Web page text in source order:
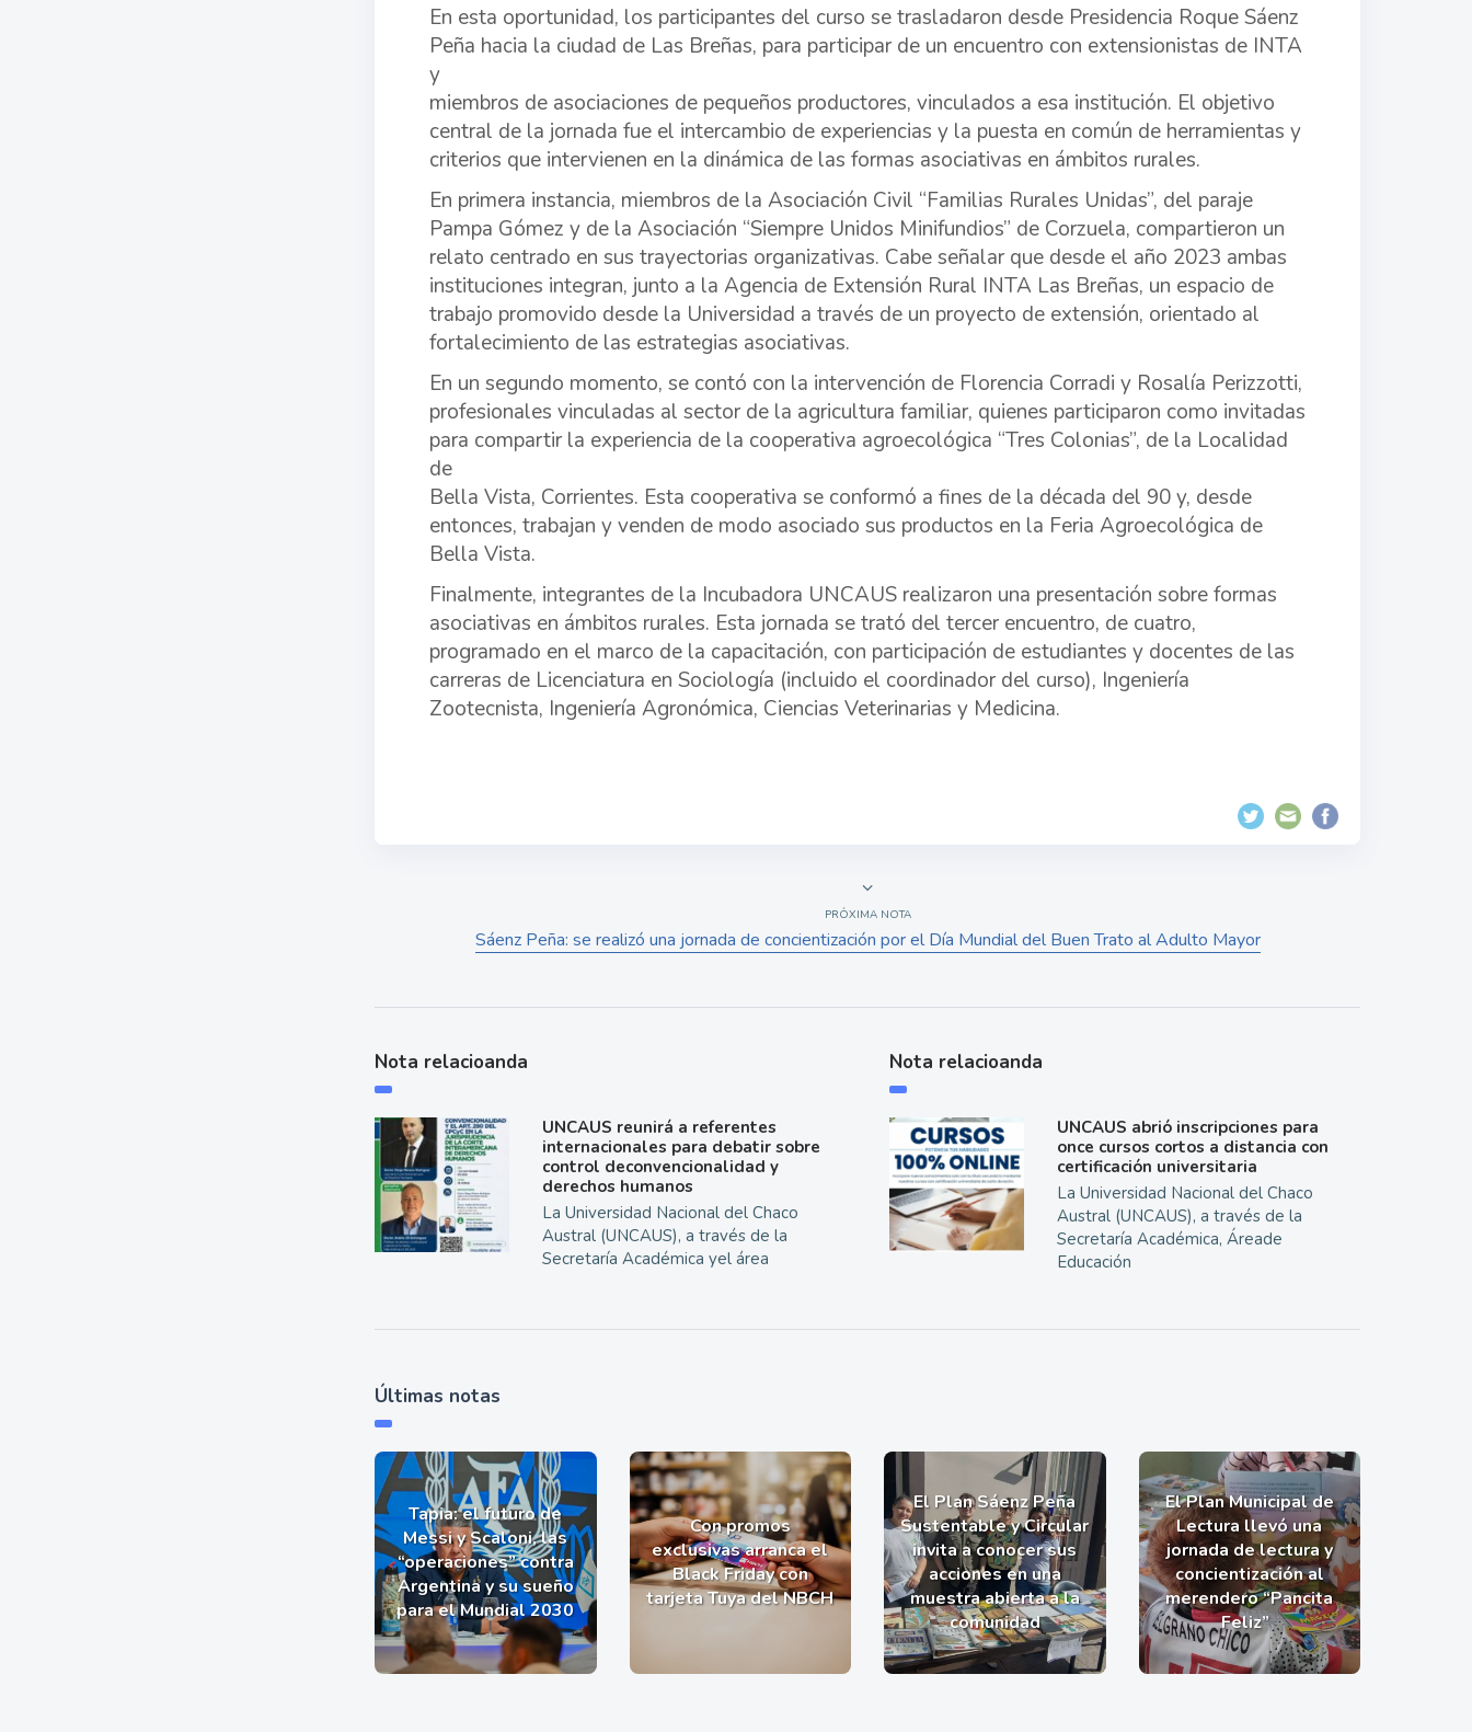
En esta oportunidad, los participantes del curso se trasladaron desde Presidencia Roque Sáenz
Peña hacia la ciudad de Las Breñas, para participar de un encuentro con extensionistas de INTA
y
miembros de asociaciones de pequeños productores, vinculados a esa institución. El objetivo
central de la jornada fue el intercambio de experiencias y la puesta en común de herramientas y
criterios que intervienen en la dinámica de las formas asociativas en ámbitos rurales.
En primera instancia, miembros de la Asociación Civil “Familias Rurales Unidas”, del paraje
Pampa Gómez y de la Asociación “Siempre Unidos Minifundios” de Corzuela, compartieron un
relato centrado en sus trayectorias organizativas. Cabe señalar que desde el año 2023 ambas
instituciones integran, junto a la Agencia de Extensión Rural INTA Las Breñas, un espacio de
trabajo promovido desde la Universidad a través de un proyecto de extensión, orientado al
fortalecimiento de las estrategias asociativas.
En un segundo momento, se contó con la intervención de Florencia Corradi y Rosalía Perizzotti,
profesionales vinculadas al sector de la agricultura familiar, quienes participaron como invitadas
para compartir la experiencia de la cooperativa agroecológica “Tres Colonias”, de la Localidad
de
Bella Vista, Corrientes. Esta cooperativa se conformó a fines de la década del 90 y, desde
entonces, trabajan y venden de modo asociado sus productos en la Feria Agroecológica de
Bella Vista.
Finalmente, integrantes de la Incubadora UNCAUS realizaron una presentación sobre formas
asociativas en ámbitos rurales. Esta jornada se trató del tercer encuentro, de cuatro,
programado en el marco de la capacitación, con participación de estudiantes y docentes de las
carreras de Licenciatura en Sociología (incluido el coordinador del curso), Ingeniería
Zootecnista, Ingeniería Agronómica, Ciencias Veterinarias y Medicina.
PRÓXIMA NOTA
Sáenz Peña: se realizó una jornada de concientización por el Día Mundial del Buen Trato al Adulto Mayor
Nota relacioanda
UNCAUS reunirá a referentes
internacionales para debatir sobre
control deconvencionalidad y
derechos humanos
La Universidad Nacional del Chaco
Austral (UNCAUS), a través de la
Secretaría Académica yel área
Nota relacioanda
UNCAUS abrió inscripciones para
once cursos cortos a distancia con
certificación universitaria
La Universidad Nacional del Chaco
Austral (UNCAUS), a través de la
Secretaría Académica, Áreade
Educación
Últimas notas
Tapia: el futuro de
Messi y Scaloni, las
“operaciones” contra
Argentina y su sueño
para el Mundial 2030
Con promos
exclusivas arranca el
Black Friday con
tarjeta Tuya del NBCH
El Plan Sáenz Peña
Sustentable y Circular
invita a conocer sus
acciones en una
muestra abierta a la
comunidad
El Plan Municipal de
Lectura llevó una
jornada de lectura y
concientización al
merendero “Pancita
Feliz”